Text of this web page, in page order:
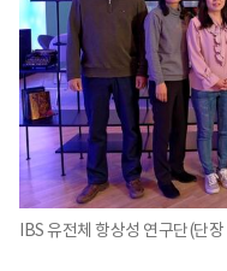
IBS 유전체 항상성 연구단(단